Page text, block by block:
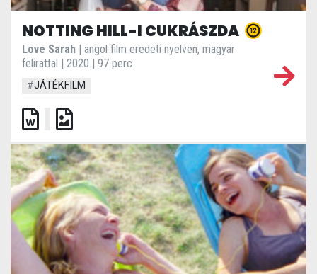
NOTTING HILL-I CUKRÁSZDA
Love Sarah | angol film eredeti nyelven, magyar
felirattal | 2020 | 97 perc
#JÁTÉKFILM